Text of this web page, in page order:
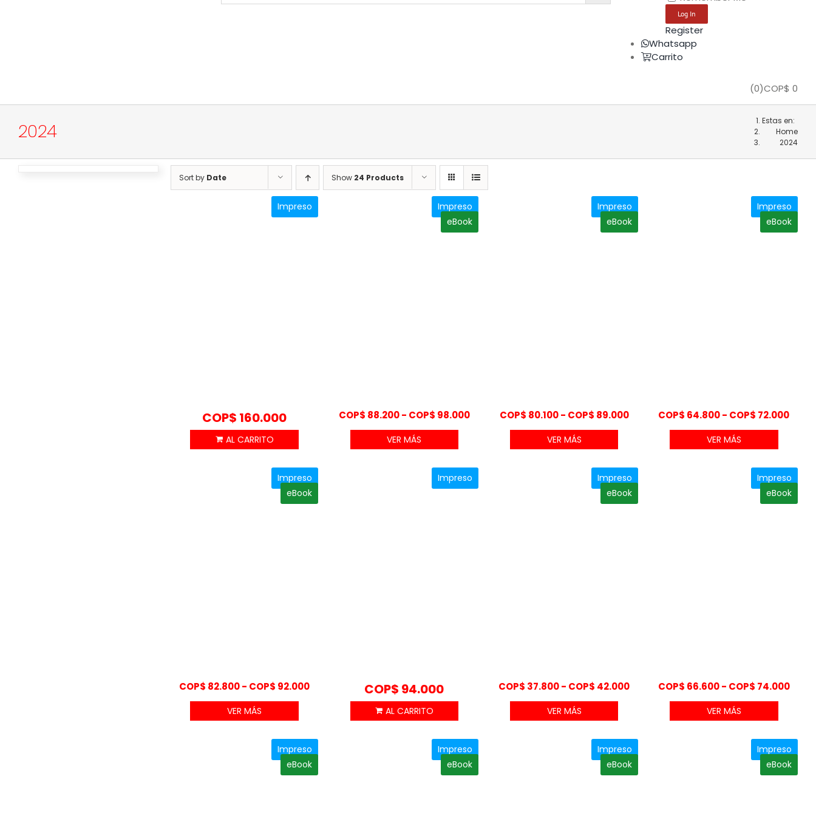
Register
Whatsapp
Carrito
(0)COP$ 0
2024
Estas en:
Home
2024
Sort by Date Show 24 Products
Impreso
COP$ 160.000
Impreso
eBook
COP$ 88.200- COP$ 98.000Rango
COP$ 88.200
hasta
VER MÁS
Impreso
eBook
COP$ 80.100 - COP$ 89.000Rango
COP$ 80.100
hasta
COP$ 89.000
VER MÁS
Impreso
eBook
COP$ 64.800- COP$ 72.000
VER MÁS
Impreso
eBook
COP$ 82.800- COP$ 92.000Rango
COP$ 82.800
hasta
COP$ 92.000
VER MÁS
Impreso
COP$ 94.000
Impreso
eBook
COP$ 37.800- COP$ 42.000Rango
COP$ 37.800
hasta
COP$ 42.000
VER MÁS
Impreso
eBook
COP$ 66.600- COP$ 74.000
VER MÁS
Impreso
eBook
Impreso
eBook
Impreso
eBook
Impreso
eBook